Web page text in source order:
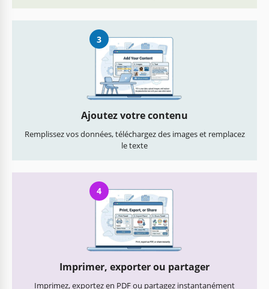
3
Ajoutez votre contenu
Remplissez vos données, téléchargez des images et remplacez
le texte
4
Imprimer, exporter ou partager
Imprimez, exportez en PDF ou partagez instantanément